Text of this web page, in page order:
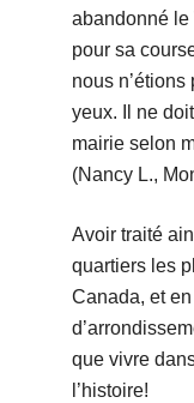
abandonné le
pour sa
nous n’étions
yeux. Il ne
mairie selon
(Nancy L.,
Avoir traité
quartiers les
Canada, et
que vivre
l’histoire!